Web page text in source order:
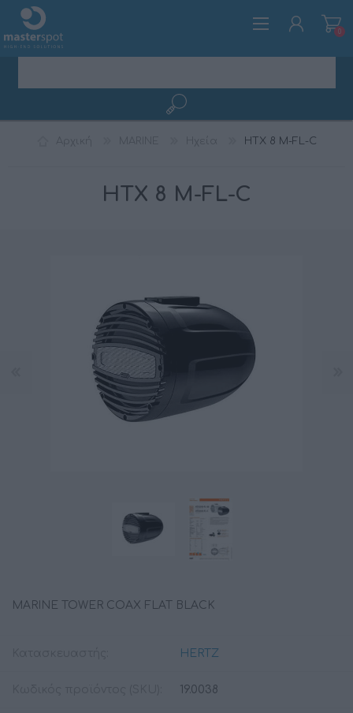
0
HTX 8 M-FL-C
HTX 8 M-FL-C
MARINE TOWER COAX FLAT BLACK
HERTZ
19.0038